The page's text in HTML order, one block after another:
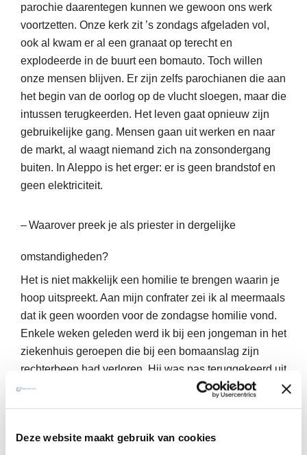
Deze website maakt gebruik van cookies
parochie daarentegen kunnen we gewoon ons werk
voortzetten. Onze kerk zit ’s zondags afgeladen vol,
ook al kwam er al een granaat op terecht en
explodeerde in de buurt een bomauto. Toch willen
onze mensen blijven. Er zijn zelfs parochianen die aan
het begin van de oorlog op de vlucht sloegen, maar die
intussen terugkeerden. Het leven gaat opnieuw zijn
gebruikelijke gang. Mensen gaan uit werken en naar
de markt, al waagt niemand zich na zonsondergang
buiten. In Aleppo is het erger: er is geen brandstof en
geen elektriciteit.
– Waarover preek je als priester in dergelijke
omstandigheden?
Het is niet makkelijk een homilie te brengen waarin je
hoop uitspreekt. Aan mijn confrater zei ik al meermaals
dat ik geen woorden voor de zondagse homilie vond.
Enkele weken geleden werd ik bij een jongeman in het
ziekenhuis geroepen die bij een bomaanslag zijn
rechterbeen had verloren. Hij was pas teruggekeerd uit
Libanon om zijn familie in Homs te bezoeken. Wat
en vervolgens onophoudelijk had gebeden. Zijn